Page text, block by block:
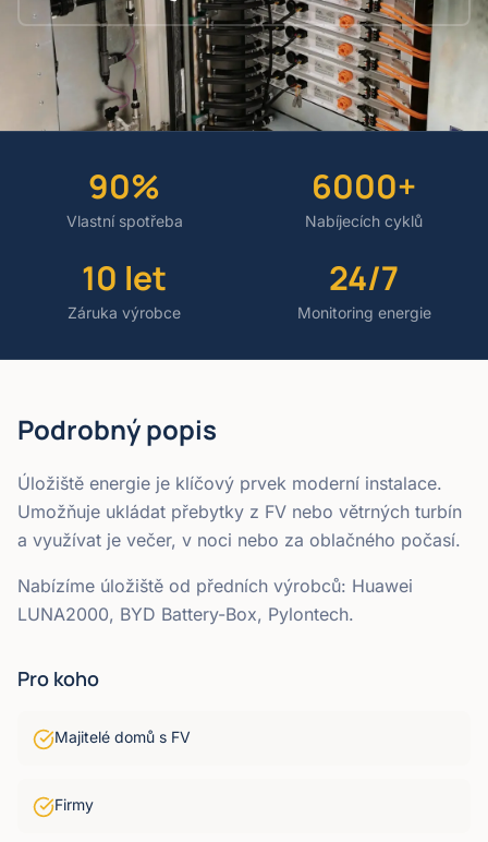
90%
Vlastní spotřeba
6000+
Nabíjecích cyklů
10 let
Záruka výrobce
24/7
Monitoring energie
Podrobný popis
Úložiště energie je klíčový prvek moderní instalace.
Umožňuje ukládat přebytky z FV nebo větrných turbín
a využívat je večer, v noci nebo za oblačného počasí.
Nabízíme úložiště od předních výrobců: Huawei
LUNA2000, BYD Battery-Box, Pylontech.
Pro koho
Majitelé domů s FV
Firmy